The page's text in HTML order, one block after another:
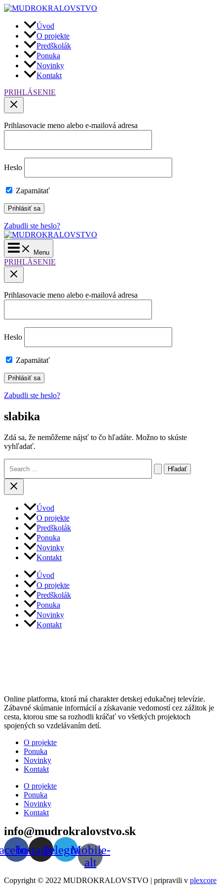
Preskočiť
obsah
Úvod
O projekte
Predškolák
Ponuka
Novinky
Kontakt
PRIHLÁSENIE
Prihlasovacie meno alebo e-mailová adresa
Heslo
Zapamätať
Zabudli ste heslo?
Main
Menu
Menu
PRIHLÁSENIE
Prihlasovacie meno alebo e-mailová adresa
Heslo
Zapamätať
Zabudli ste heslo?
slabika
Zdá sa, že nemôžeme nájsť to čo hľadáte. Možno to skúste
vyhľadať.
Vyhľadať:
Úvod
O projekte
Predškolák
Ponuka
Novinky
Kontakt
Úvod
O projekte
Predškolák
Ponuka
Novinky
Kontakt
Online platforma, ktorá má charakter detskej edukačnej televízie.
Zábavné skúmanie informácií a získavanie vedomostí cez zážitok je
cesta, ktorou sme sa rozhodli kráčať vo všetkých projektoch
spojených so vzdelávaním detí.
Menu
O projekte
Ponuka
Novinky
Kontakt
Menu
O projekte
Ponuka
Novinky
Kontakt
info@mudrokralovstvo.sk
InstagramTelegramMobile-
alt
Copyright © 2022 MUDROKRALOVSTVO | pripravili v plexcore